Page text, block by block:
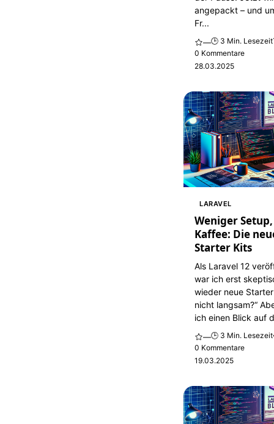
angepackt – und
Fr...
—🕒 3 Min. Lesezeit
0 Kommentare
28.03.2025
LARAVEL
Weniger
Kaffee: Die
Starter Kits
Als Laravel 12
war ich erst
wieder neue
nicht langsam?“
ich einen Blick auf
—🕒 3 Min. Lesezeit
0 Kommentare
19.03.2025